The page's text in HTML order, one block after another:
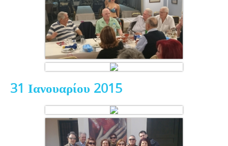
31 Ιανουαρίου 2015